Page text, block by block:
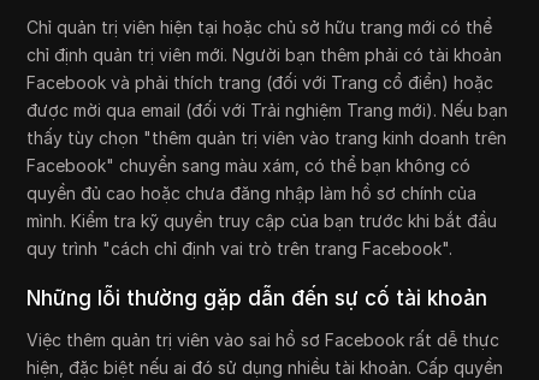
Chỉ quản trị viên hiện tại hoặc chủ sở hữu trang mới có thể
chỉ định quản trị viên mới. Người bạn thêm phải có tài khoản
Facebook và phải thích trang (đối với Trang cổ điển) hoặc
được mời qua email (đối với Trải nghiệm Trang mới). Nếu bạn
thấy tùy chọn "thêm quản trị viên vào trang kinh doanh trên
Facebook" chuyển sang màu xám, có thể bạn không có
quyền đủ cao hoặc chưa đăng nhập làm hồ sơ chính của
mình. Kiểm tra kỹ quyền truy cập của bạn trước khi bắt đầu
quy trình "cách chỉ định vai trò trên trang Facebook".
Những lỗi thường gặp dẫn đến sự cố tài khoản
Việc thêm quản trị viên vào sai hồ sơ Facebook rất dễ thực
hiện, đặc biệt nếu ai đó sử dụng nhiều tài khoản. Cấp quyền